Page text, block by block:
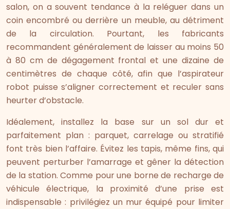
salon, on a souvent tendance à la reléguer dans un
coin encombré ou derrière un meuble, au détriment
de la circulation. Pourtant, les fabricants
recommandent généralement de laisser au moins 50
à 80 cm de dégagement frontal et une dizaine de
centimètres de chaque côté, afin que l’aspirateur
robot puisse s’aligner correctement et reculer sans
heurter d’obstacle.
Idéalement, installez la base sur un sol dur et
parfaitement plan : parquet, carrelage ou stratifié
font très bien l’affaire. Évitez les tapis, même fins, qui
peuvent perturber l’amarrage et gêner la détection
de la station. Comme pour une borne de recharge de
véhicule électrique, la proximité d’une prise est
indispensable : privilégiez un mur équipé pour limiter